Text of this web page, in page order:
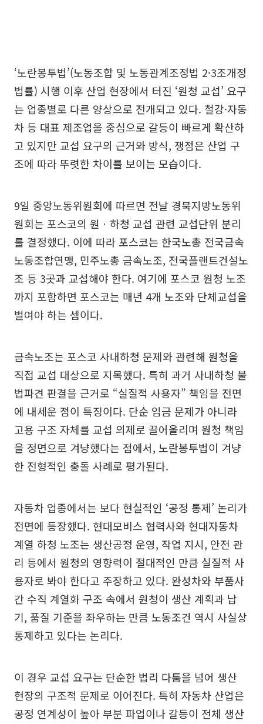
‘노란봉투법’(노동조합 및 노동관계조정법 2·3조개정
법률) 시행 이후 산업 현장에서 터진 ‘원청 교섭’ 요구
는 업종별로 다른 양상으로 전개되고 있다. 철강·자동
차 등 대표 제조업을 중심으로 갈등이 빠르게 확산하
고 있지만 교섭 요구의 근거와 방식, 쟁점은 산업 구
조에 따라 뚜렷한 차이를 보이는 모습이다.
9일 중앙노동위원회에 따르면 전날 경북지방노동위
원회는 포스코의 원ㆍ하청 교섭 관련 교섭단위 분리
를 결정했다. 이에 따라 포스코는 한국노총 전국금속
노동조합연맹, 민주노총 금속노조, 전국플랜트건설노
조 등 3곳과 교섭해야 한다. 여기에 포스코 원청 노조
까지 포함하면 포스코는 매년 4개 노조와 단체교섭을
벌여야 하는 셈이다.
금속노조는 포스코 사내하청 문제와 관련해 원청을
직접 교섭 대상으로 지목했다. 특히 과거 사내하청 불
법파견 판결을 근거로 “실질적 사용자” 책임을 전면
에 내세운 점이 특징이다. 단순 임금 문제가 아니라
고용 구조 자체를 교섭 의제로 끌어올리며 원청 책임
을 정면으로 겨냥했다는 점에서, 노란봉투법이 겨냥
한 전형적인 충돌 사례로 평가된다.
자동차 업종에서는 보다 현실적인 ‘공정 통제’ 논리가
전면에 등장했다. 현대모비스 협력사와 현대자동차
계열 하청 노조는 생산공정 운영, 작업 지시, 안전 관
리 등에서 원청의 영향력이 절대적인 만큼 실질적 사
용자로 봐야 한다고 주장하고 있다. 완성차와 부품사
간 수직 계열화 구조 속에서 원청이 생산 계획과 납
기, 품질 기준을 좌우하는 만큼 노동조건 역시 사실상
통제하고 있다는 논리다.
이 경우 교섭 요구는 단순한 법리 다툼을 넘어 생산
현장의 구조적 문제로 이어진다. 특히 자동차 산업은
공정 연계성이 높아 부분 파업이나 갈등이 전체 생산